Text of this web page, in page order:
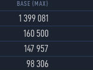
BASE (MAX)
1 399 081
160 500
147 957
98 306